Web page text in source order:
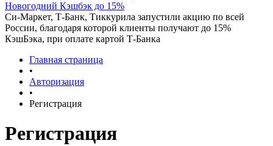
Новогодний Кэшбэк до 15%
Си-Маркет, Т-Банк, Тиккурила запустили акцию по всей
России, благодаря которой клиенты получают до 15%
КэшБэка, при оплате картой Т-Банка
Главная страница
•
Авторизация
•
Регистрация
Регистрация